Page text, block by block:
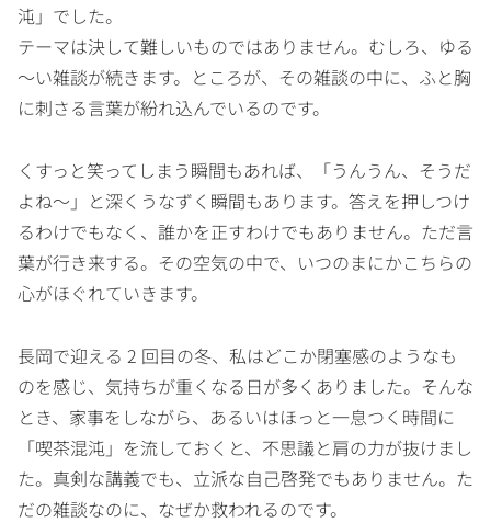
沌」でした。
テーマは決して難しいものではありません。むしろ、ゆる
～い雑談が続きます。ところが、その雑談の中に、ふと胸
に刺さる言葉が紛れ込んでいるのです。
くすっと笑ってしまう瞬間もあれば、「うんうん、そうだ
よね～」と深くうなずく瞬間もあります。答えを押しつけ
るわけでもなく、誰かを正すわけでもありません。ただ言
葉が行き来する。その空気の中で、いつのまにかこちらの
心がほぐれていきます。
長岡で迎える 2 回目の冬、私はどこか閉塞感のようなも
のを感じ、気持ちが重くなる日が多くありました。そんな
とき、家事をしながら、あるいはほっと一息つく時間に
「喫茶混沌」を流しておくと、不思議と肩の力が抜けまし
た。真剣な講義でも、立派な自己啓発でもありません。た
だの雑談なのに、なぜか救われるのです。